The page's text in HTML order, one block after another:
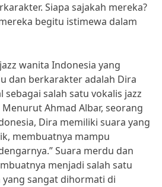
Siapa sajakah mereka?
begitu istimewa dalam
wanita Indonesia yang
dan berkarakter adalah Dira
sebagai salah satu vokalis jazz
Ahmad Albar, seorang
Dira memiliki suara yang
membuatnya mampu
Suara merdu dan
menjadi salah satu
yang sangat dihormati di